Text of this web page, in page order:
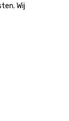
Wij